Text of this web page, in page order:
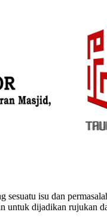
isu dan
dijadikan rujukan